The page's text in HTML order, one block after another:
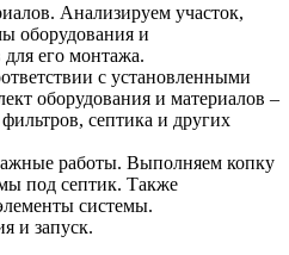
Анализируем участок,
оборудования и
его монтажа.
с установленными
оборудования и материалов –
септика и других
работы. Выполняем копку
под септик. Также
системы.
и запуск.